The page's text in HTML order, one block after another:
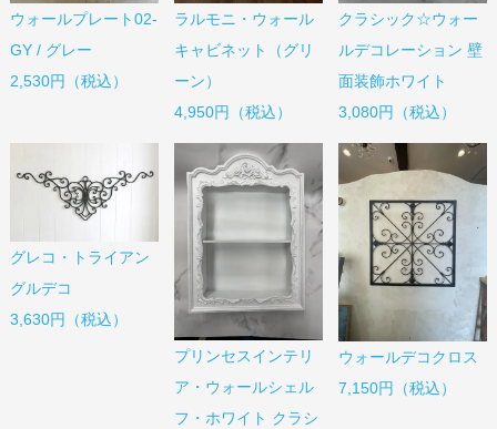
ウォールプレート02-
GY / グレー
2,530円（税込）
ラルモニ・ウォール
キャビネット（グリ
ーン）
4,950円（税込）
クラシック☆ウォー
ルデコレーション 壁
面装飾ホワイト
3,080円（税込）
グレコ・トライアン
グルデコ
3,630円（税込）
プリンセスインテリ
ア・ウォールシェル
フ・ホワイト クラシ
ウォールデコクロス
7,150円（税込）